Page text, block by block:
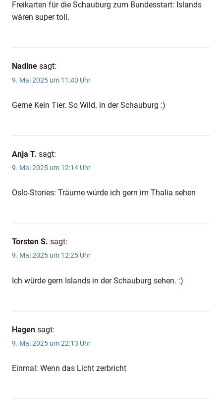
Freikarten für die Schauburg zum Bundesstart: Islands
wären super toll.
Nadine sagt:
9. Mai 2025 um 11:40 Uhr
Gerne Kein Tier. So Wild. in der Schauburg :)
Anja T. sagt:
9. Mai 2025 um 12:14 Uhr
Oslo-Stories: Träume würde ich gern im Thalia sehen
Torsten S. sagt:
9. Mai 2025 um 12:25 Uhr
Ich würde gern Islands in der Schauburg sehen. :)
Hagen sagt:
9. Mai 2025 um 22:13 Uhr
Einmal: Wenn das Licht zerbricht